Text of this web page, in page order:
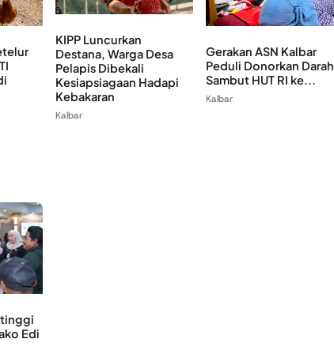
KIPP Luncurkan
Destana, Warga Desa
Pelapis Dibekali
Kesiapsiagaan Hadapi
Kebakaran
Kalbar
Gerakan ASN Kalbar
Peduli Donorkan Darah
Sambut HUT RI ke...
Kalbar
Edi